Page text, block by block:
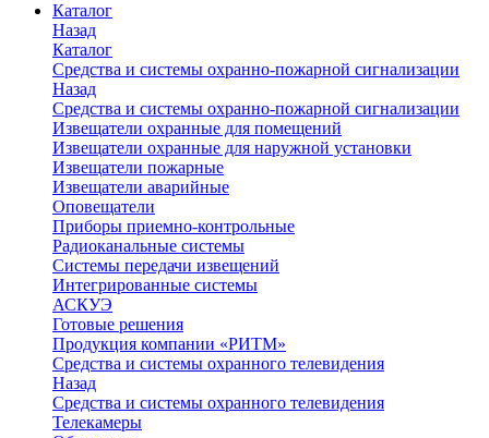
Каталог
Назад
Каталог
Средства и системы охранно-пожарной сигнализации
Назад
Средства и системы охранно-пожарной сигнализации
Извещатели охранные для помещений
Извещатели охранные для наружной установки
Извещатели пожарные
Извещатели аварийные
Оповещатели
Приборы приемно-контрольные
Радиоканальные системы
Системы передачи извещений
Интегрированные системы
АСКУЭ
Готовые решения
Продукция компании «РИТМ»
Средства и системы охранного телевидения
Назад
Средства и системы охранного телевидения
Телекамеры